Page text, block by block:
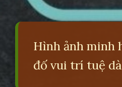
Hình ảnh minh
đố vui trí tuệ